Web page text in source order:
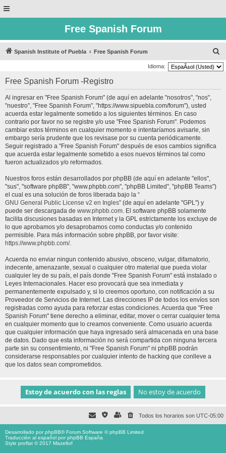
Free Spanish Forum
Spanish Institute of Puebla Free Spanish Forum
u
Idioma:
Free Spanish Forum -Registro
Al ingresar en "Free Spanish Forum" (de aquí en adelante "nosotros", "nos",
"nuestro", "Free Spanish Forum", "https://www.sipuebla.com/forum"), usted
acuerda estar legalmente sometido a los siguientes términos. En caso
contrario por favor no se registre y/o use "Free Spanish Forum". Podemos
cambiar estos términos en cualquier momento e intentaríamos avisarle, sin
embargo sería prudente que los revisase por su cuenta periódicamente.
Seguir registrado a "Free Spanish Forum" después de esos cambios significa
que acuerda estar legalmente sometido a esos nuevos términos tal como
fueron actualizados y/o reformados.
Nuestros foros están desarrollados por phpBB (de aquí en adelante "ellos",
"sus", "software phpBB", "www.phpbb.com", "phpBB Limited", "phpBB Teams")
el cual es una solución de foros liberada bajo la “
GNU General Public License v2 en Ingles” (de aquí en adelante "GPL") y
puede ser descargada de www.phpbb.com. El software phpBB solamente
facilita discusiones basadas en Internet y la GPL estrictamente los excluye de
lo que aprobamos y/o desaprobamos como conductas y/o contenido
permisible. Para más información sobre phpBB, por favor visite:
https://www.phpbb.com/.
Acuerda no enviar ningun contenido abusivo, obsceno, vulgar, difamatorio,
indecente, amenazante, sexual o cualquier otro material que pueda violar
cualquier ley de su país, el país donde "Free Spanish Forum" está instalado o
Leyes Internacionales. Hacer eso provocará que sea inmediata y
permanentemente expulsado y, si lo creemos oportuno, con notificación a su
Proveedor de Servicios de Internet. Las direcciones IP de todos los envíos son
registradas como ayuda para reforzar estas condiciones. Acuerda que "Free
Spanish Forum" tiene derecho a eliminar, editar, mover o cerrar cualquier tema
en cualquier momento que lo creamos conveniente. Como usuario acuerda
que cualquier información que haya ingresado será almacenada en una base
de datos. Dado que esta información no será compartida con ninguna tercera
parte sin su consentimiento, ni "Free Spanish Forum" ni phpBB podrán
considerarse responsables por cualquier intento de hacking que conlleve a
que los datos sean comprometidos.
Todos los horarios son UTC-05:00
Desarrollado porphpBB® Forum Software © phpBB Limited
Traducción al español porphpBB España
Style proflat © 2017 Mazeltof